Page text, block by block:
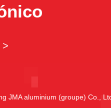
>
JMA aluminium (groupe) Co.,